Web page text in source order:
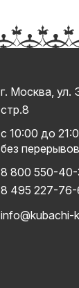
г. Москва, ул.
стр.8
с 10:00 до
без
8 800 550-
8 495 227-76-
info@kubachi-